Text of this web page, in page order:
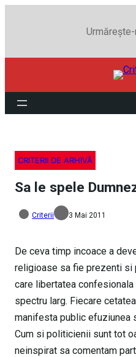
CRITERII DE ARHIVĂ
Sa le spele
Criterii 3 Mai 2011
De ceva timp incoace a
religioase sa fie prezenti si
care libertatea
spectru larg. Fiecare
manifesta public efuziunea
Cum si politicienii sunt tot
neinspirat sa comentam